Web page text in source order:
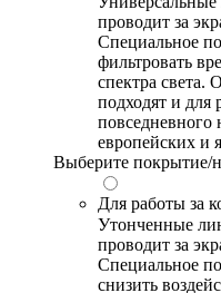
проводит за
Специальное
фильтровать
спектра света.
подходят и для
европейских и
Выберите покрытие/
Для работы за
Утонченные
проводит за
Специальное
снизить